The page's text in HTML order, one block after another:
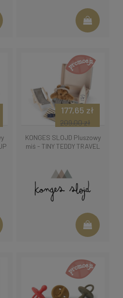
KONGES SLOJD Pluszowy
miś - TINY TEDDY TRAVEL
177,65 zł
209,00 zł